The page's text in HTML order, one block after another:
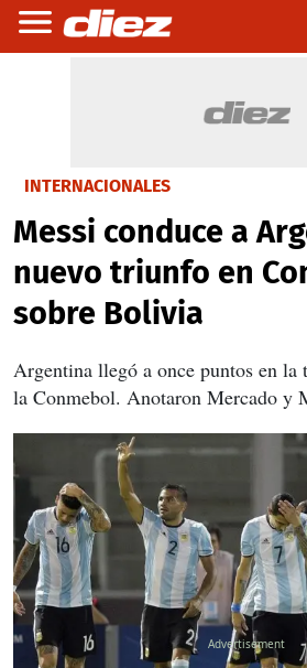
INTERNACIONALES
Messi conduce a
nuevo triunfo en
sobre Bolivia
Argentina llegó a once puntos en la
la Conmebol. Anotaron Mercado y